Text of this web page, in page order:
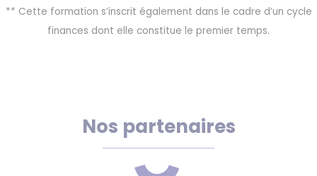
** Cette formation s’inscrit également dans le cadre d’un cycle
finances dont elle constitue le premier temps.
Nos partenaires